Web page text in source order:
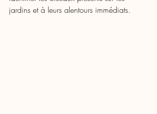
jardins et à leurs alentours immédiats.